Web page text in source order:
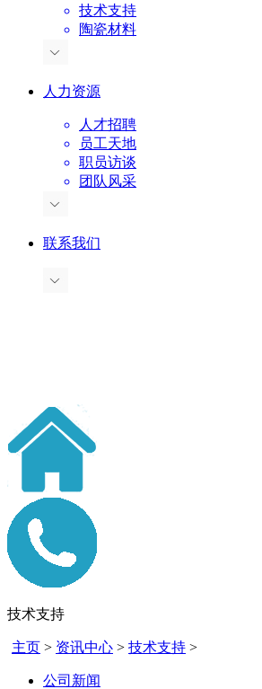
技术支持
陶瓷材料
人力资源
人才招聘
员工天地
职员访谈
团队风采
联系我们
技术支持
主页 > 资讯中心 > 技术支持 >
公司新闻